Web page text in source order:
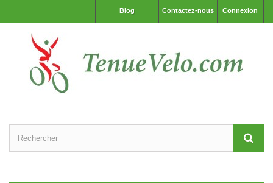
Connexion
Contactez-nous
Blog